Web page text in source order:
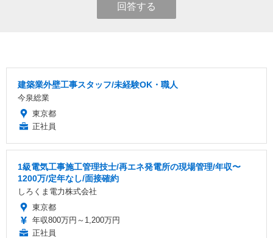
回答する
建築業外壁工事スタッフ/未経験OK・職人
今泉総業
東京都
正社員
1級電気工事施工管理技士/再エネ発電所の現場管理/年収〜
1200万/定年なし/面接確約
しろくま電力株式会社
東京都
年収800万円～1,200万円
正社員